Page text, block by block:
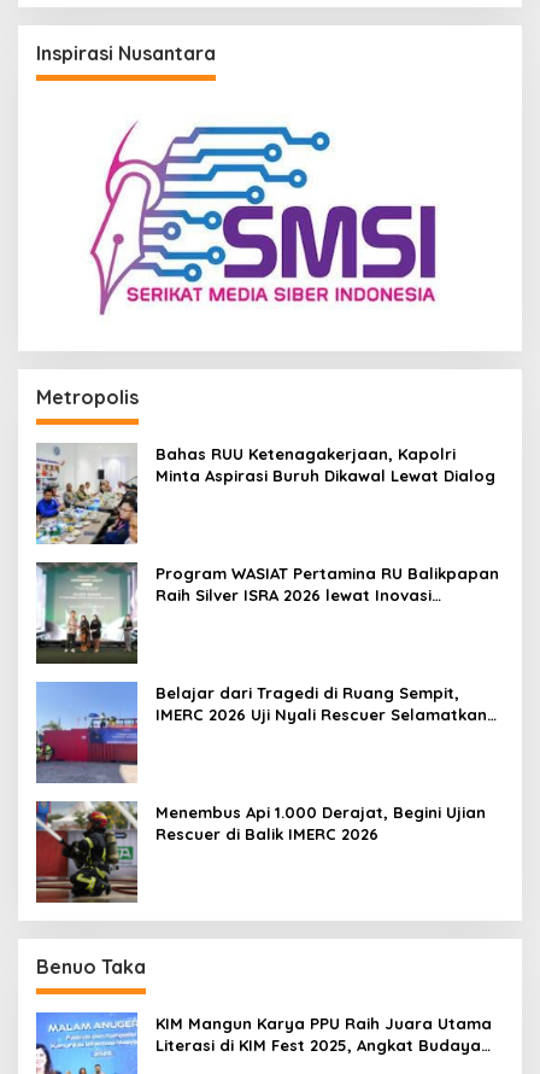
Inspirasi Nusantara
Metropolis
Bahas RUU Ketenagakerjaan, Kapolri
Minta Aspirasi Buruh Dikawal Lewat Dialog
Program WASIAT Pertamina RU Balikpapan
Raih Silver ISRA 2026 lewat Inovasi
Belajar dari Tragedi di Ruang Sempit,
IMERC 2026 Uji Nyali Rescuer Selamatkan
Menembus Api 1.000 Derajat, Begini Ujian
Rescuer di Balik IMERC 2026
Benuo Taka
KIM Mangun Karya PPU Raih Juara Utama
Literasi di KIM Fest 2025, Angkat Budaya